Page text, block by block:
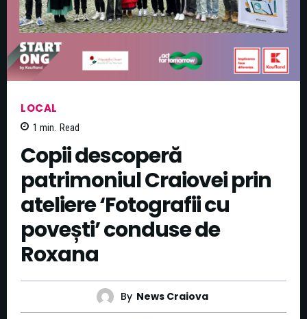
LOCAL
1 min. Read
Copii descoperă
patrimoniul Craiovei prin
ateliere ‘Fotografii cu
povești’ conduse de
Roxana
By News Craiova